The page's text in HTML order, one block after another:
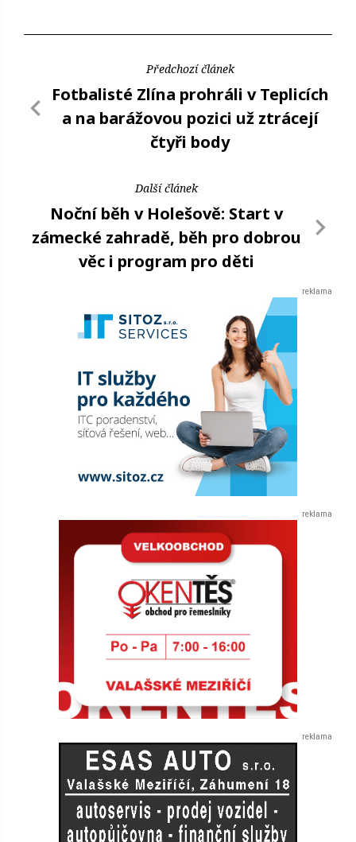
Předchozí článek
Fotbalisté Zlína prohráli v Teplicích
a na barážovou pozici už ztrácejí
čtyři body
Další článek
Noční běh v Holešově: Start v
zámecké zahradě, běh pro dobrou
věc i program pro děti